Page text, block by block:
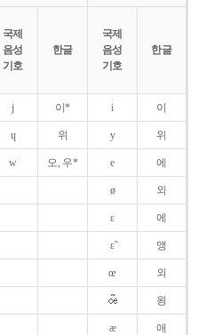
국제
음성
기호
한글
국제
음성
기호
한글
j 이* i 이
ɥ 위 y 위
w 오, 우* e 에
ø 외
ɛ 에
ɛ̃ 앵
œ 외
욍
æ 애